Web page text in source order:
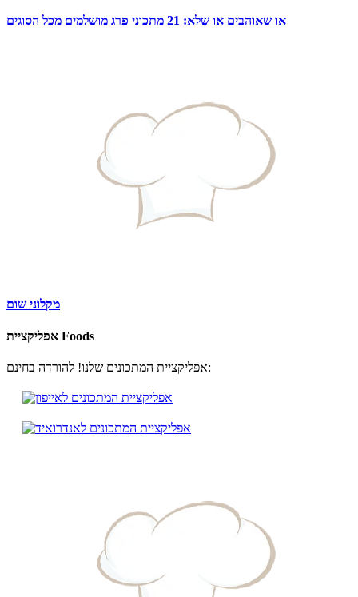
או שאוהבים או שלא: 21 מתכוני פרג מושלמים מכל הסוגים
מקלוני שום
אפליקציית Foods
אפליקציית המתכונים שלנו! להורדה בחינם: